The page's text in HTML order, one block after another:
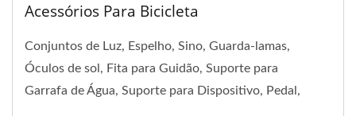
Acessórios Para Bicicleta
Conjuntos de Luz, Espelho, Sino, Guarda-lamas,
Óculos de sol, Fita para Guidão, Suporte para
Garrafa de Água, Suporte para Dispositivo, Pedal,